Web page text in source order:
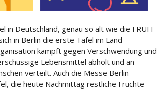
in Deutschland, genau so alt wie die FRUIT
in Berlin die erste Tafel im Land
kämpft gegen Verschwendung und
Lebensmittel abholt und an
verteilt. Auch die Messe Berlin
die heute Nachmittag restliche Früchte